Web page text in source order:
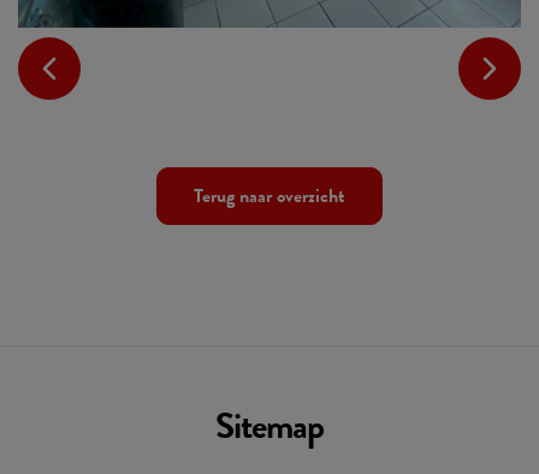
Terug naar overzicht
Sitemap